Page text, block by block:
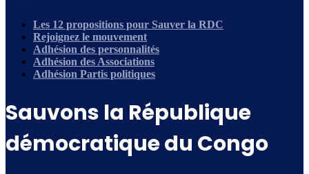
Les 12 propositions pour Sauver la RDC
Rejoignez le mouvement
Adhésion des personnalités
Adhésion des Associations
Adhésion Partis politiques
Sauvons la République
démocratique du Congo